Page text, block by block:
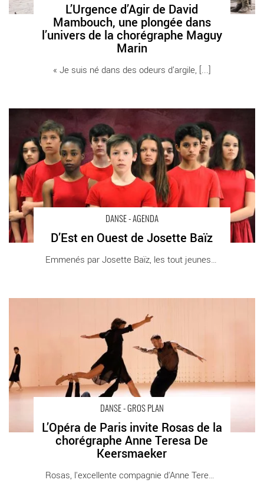
L’Urgence d’Agir de David
Mambouch, une plongée dans
l’univers de la chorégraphe Maguy
Marin
« Je suis né dans des odeurs d’argile, [...]
DANSE - AGENDA
D’Est en Ouest de Josette Baïz
Emmenés par Josette Baïz, les tout jeunes et [...]
D’Est en Ouest de Josette Baïz - Critique sortie Danse Créteil
Maison des Arts de Créteil
DANSE - GROS PLAN
L’Opéra de Paris invite Rosas de la
chorégraphe Anne Teresa De
Keersmaeker
Rosas, l'excellente compagnie d'Anne Teresa [...]
De Keersmaeker - Critique sortie Danse Paris Palais Garnier